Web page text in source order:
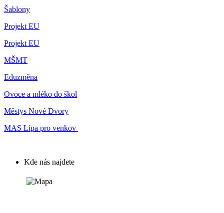
Šablony
Projekt EU
Projekt EU
MŠMT
Eduzměna
Ovoce a mléko do škol
Městys Nové Dvory
MAS Lípa pro venkov
Kde nás najdete